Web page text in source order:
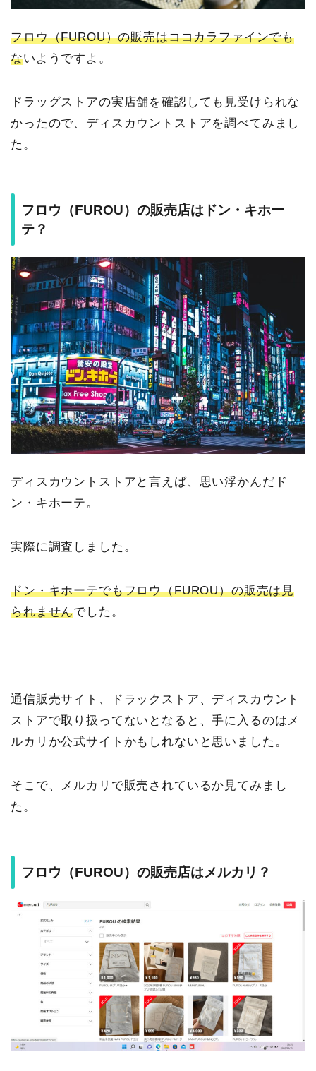
フロウ（FUROU）の販売はココカラファインでも
ないようですよ。
ドラッグストアの実店舗を確認しても見受けられな
かったので、ディスカウントストアを調べてみまし
た。
フロウ（FUROU）の販売店はドン・キホー
テ？
ディスカウントストアと言えば、思い浮かんだド
ン・キホーテ。
実際に調査しました。
ドン・キホーテでもフロウ（FUROU）の販売は見
られませんでした。
通信販売サイト、ドラックストア、ディスカウント
ストアで取り扱ってないとなると、手に入るのはメ
ルカリか公式サイトかもしれないと思いました。
そこで、メルカリで販売されているか見てみまし
た。
フロウ（FUROU）の販売店はメルカリ？